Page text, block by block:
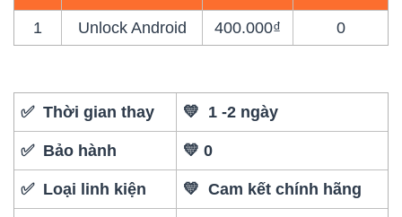
1 Unlock Android 400.000₫ 0
✅ Thời gian thay 💛 1 -2 ngày
✅ Bảo hành 💛 0
✅ Loại linh kiện 💛 Cam kết chính hãng